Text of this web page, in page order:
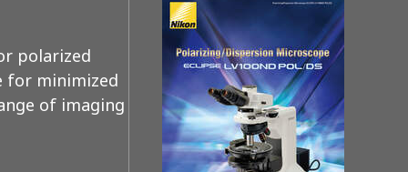
polarized
for minimized
of imaging